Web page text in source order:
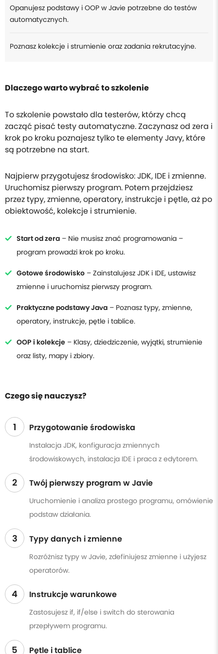
Opanujesz podstawy i OOP w Javie potrzebne do testów
automatycznych.
Poznasz kolekcje i strumienie oraz zadania rekrutacyjne.
Dlaczego warto wybrać to szkolenie
To szkolenie powstało dla testerów, którzy chcą
zacząć pisać testy automatyczne. Zaczynasz od zera i
krok po kroku poznajesz tylko te elementy Javy, które
są potrzebne na start.
Najpierw przygotujesz środowisko: JDK, IDE i zmienne.
Uruchomisz pierwszy program. Potem przejdziesz
przez typy, zmienne, operatory, instrukcje i pętle, aż po
obiektowość, kolekcje i strumienie.
Start od zera – Nie musisz znać programowania –
program prowadzi krok po kroku.
Gotowe środowisko – Zainstalujesz JDK i IDE, ustawisz
zmienne i uruchomisz pierwszy program.
Praktyczne podstawy Java – Poznasz typy, zmienne,
operatory, instrukcje, pętle i tablice.
OOP i kolekcje – Klasy, dziedziczenie, wyjątki, strumienie
oraz listy, mapy i zbiory.
Czego się nauczysz?
1 Przygotowanie środowiska
Instalacja JDK, konfiguracja zmiennych
środowiskowych, instalacja IDE i praca z edytorem.
2 Twój pierwszy program w Javie
Uruchomienie i analiza prostego programu, omówienie
podstaw działania.
3 Typy danych i zmienne
Rozróżnisz typy w Javie, zdefiniujesz zmienne i użyjesz
operatorów.
4 Instrukcje warunkowe
Zastosujesz if, if/else i switch do sterowania
przepływem programu.
5 Pętle i tablice